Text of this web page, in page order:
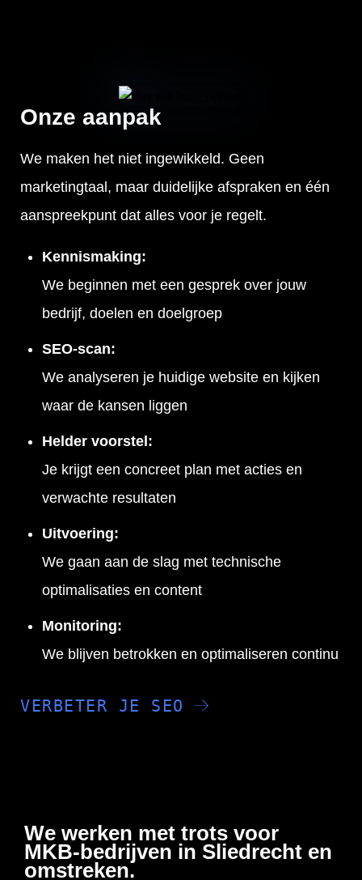
Onze aanpak
We maken het niet ingewikkeld. Geen
marketingtaal, maar duidelijke afspraken en één
aanspreekpunt dat alles voor je regelt.
Kennismaking:
We beginnen met een gesprek over jouw
bedrijf, doelen en doelgroep
SEO-scan:
We analyseren je huidige website en kijken
waar de kansen liggen
Helder voorstel:
Je krijgt een concreet plan met acties en
verwachte resultaten
Uitvoering:
We gaan aan de slag met technische
optimalisaties en content
Monitoring:
We blijven betrokken en optimaliseren continu
VERBETER JE SEO
We werken met trots voor
MKB-bedrijven in Sliedrecht en
omstreken.